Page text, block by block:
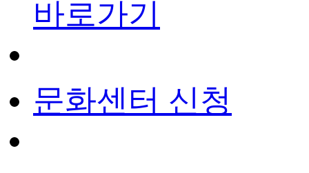
바로가기
문화센터 신청